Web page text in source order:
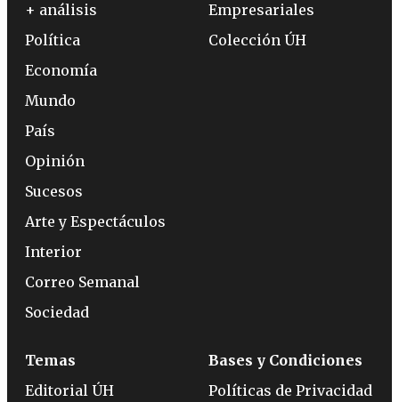
+ análisis
Política
Economía
Mundo
País
Opinión
Sucesos
Arte y Espectáculos
Interior
Correo Semanal
Sociedad
Empresariales
Colección ÚH
Temas
Editorial ÚH
Bases y Condiciones
Políticas de Privacidad